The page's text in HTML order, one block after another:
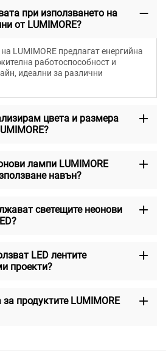
при използването на
от LUMIMORE?
LUMIMORE предлагат енергийна
работоспособност и
идеални за различни
цвета и размера
лампи LUMIMORE
навън?
светещите неонови
LED лентите
проекти?
продуктите LUMIMORE